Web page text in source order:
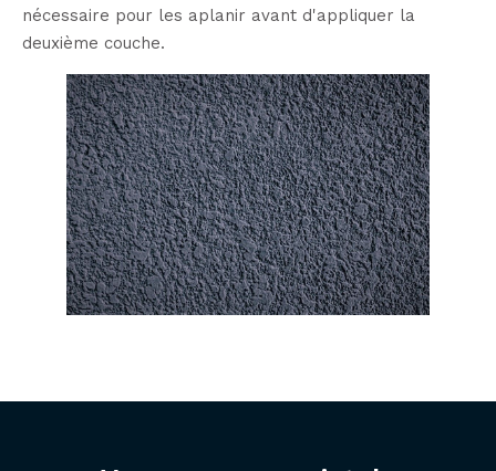
nécessaire pour les aplanir avant d'appliquer la
deuxième couche.